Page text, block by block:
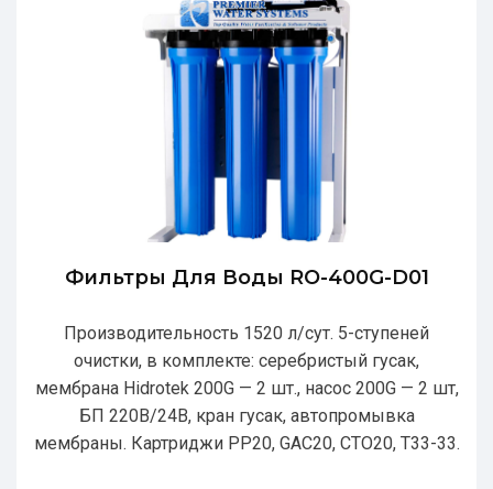
Фильтры Для Воды RO-400G-D01
Производительность 1520 л/сут. 5-ступеней
очистки, в комплекте: серебристый гусак,
мембрана Hidrotek 200G — 2 шт., насос 200G — 2 шт,
БП 220В/24В, кран гусак, автопромывка
мембраны. Картриджи РР20, GAC20, CTO20, T33-33.